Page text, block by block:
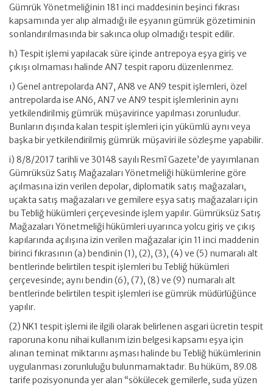
Gümrük Yönetmeliğinin 181 inci maddesinin beşinci fıkrası
kapsamında yer alıp almadığı ile eşyanın gümrük gözetiminin
sonlandırılmasında bir sakınca olup olmadığı tespit edilir.
h) Tespit işlemi yapılacak süre içinde antrepoya eşya giriş ve
çıkışı olmaması halinde AN7 tespit raporu düzenlenmez.
ı) Genel antrepolarda AN7, AN8 ve AN9 tespit işlemleri, özel
antrepolarda ise AN6, AN7 ve AN9 tespit işlemlerinin aynı
yetkilendirilmiş gümrük müşavirince yapılması zorunludur.
Bunların dışında kalan tespit işlemleri için yükümlü aynı veya
başka bir yetkilendirilmiş gümrük müşaviri ile sözleşme yapabilir.
i) 8/8/2017 tarihli ve 30148 sayılı Resmî Gazete’de yayımlanan
Gümrüksüz Satış Mağazaları Yönetmeliği hükümlerine göre
açılmasına izin verilen depolar, diplomatik satış mağazaları,
uçakta satış mağazaları ve gemilere eşya satış mağazaları için
bu Tebliğ hükümleri çerçevesinde işlem yapılır. Gümrüksüz Satış
Mağazaları Yönetmeliği hükümleri uyarınca yolcu giriş ve çıkış
kapılarında açılışına izin verilen mağazalar için 11 inci maddenin
birinci fıkrasının (a) bendinin (1), (2), (3), (4) ve (5) numaralı alt
bentlerinde belirtilen tespit işlemleri bu Tebliğ hükümleri
çerçevesinde; aynı bendin (6), (7), (8) ve (9) numaralı alt
bentlerinde belirtilen tespit işlemleri ise gümrük müdürlüğünce
yapılır.
(2) NK1 tespit işlemi ile ilgili olarak belirlenen asgari ücretin tespit
raporuna konu nihai kullanım izin belgesi kapsamı eşya için
alınan teminat miktarını aşması halinde bu Tebliğ hükümlerinin
uygulanması zorunluluğu bulunmamaktadır. Bu hüküm, 89.08
tarife pozisyonunda yer alan “sökülecek gemilerle, suda yüzen